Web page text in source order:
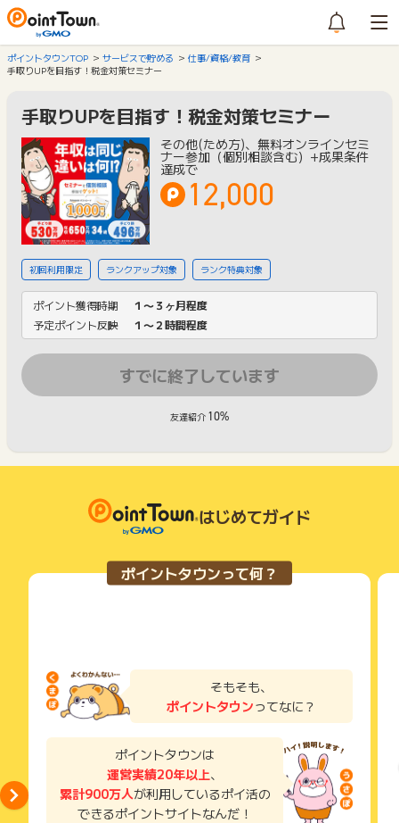
ポイントタウンTOP サービスで貯める
仕事/資格/教育
手取りUPを目指す！税金対策セミナー
手取りUPを目指す！税金対策セミナー
その他(ため方)、無料オンラインセミ
ナー参加（個別相談含む）+成果条件
達成で
12,000
初回利用限定 ランクアップ対象 ランク特典対象
ポイント獲得時期
１〜３ヶ月程度
予定ポイント反映
１〜２時間程度
すでに終了しています
友達紹介 10%
はじめてガイド
ポイントタウンって何？
そもそも、
ポイントタウンってなに？
ポイントタウンは
運営実績20年以上、
累計900万人が利用しているポイ活の
できるポイントサイトなんだ！